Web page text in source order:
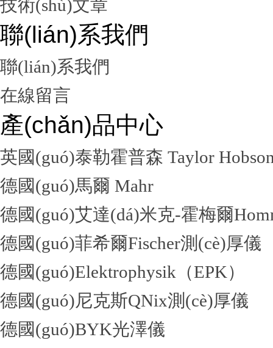
技術(shù)文章
聯(lián)系我們
聯(lián)系我們
在線留言
產(chǎn)品中心
英國(guó)泰勒霍普森 Taylor
德國(guó)馬爾 Mahr
德國(guó)艾達(dá)米克-霍梅爾
德國(guó)菲希爾Fischer測(cè)厚儀
德國(guó)Elektrophysik（EPK）
德國(guó)尼克斯QNix測(cè)厚儀
德國(guó)BYK光澤儀